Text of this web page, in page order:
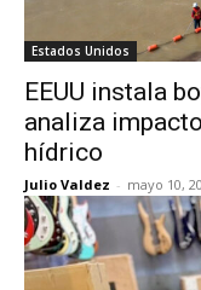
Estados Unidos
EEUU instala
analiza
hídrico
Julio Valdez - mayo 10,